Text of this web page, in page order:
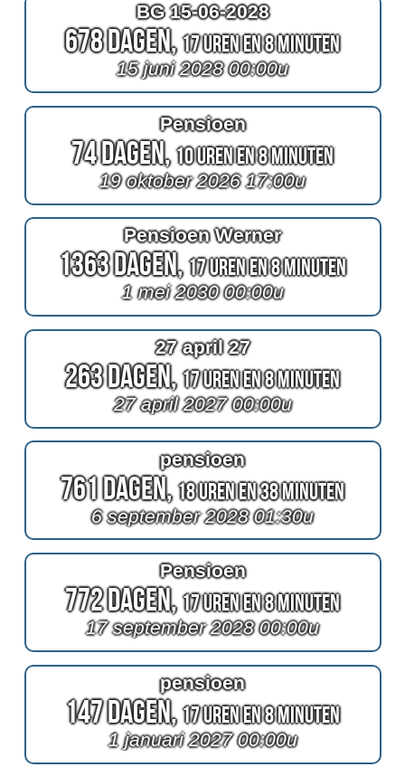
BG 15-06-2028
678 Dagen,17 Uren en 8 Minuten
15 juni 2028 00:00u
Pensioen
74 Dagen,10 Uren en 8 Minuten
19 oktober 2026 17:00u
Pensioen Werner
1363 Dagen,17 Uren en 8 Minuten
1 mei 2030 00:00u
27 april 27
263 Dagen,17 Uren en 8 Minuten
27 april 2027 00:00u
pensioen
761 Dagen,18 Uren en 38 Minuten
6 september 2028 01:30u
Pensioen
772 Dagen,17 Uren en 8 Minuten
17 september 2028 00:00u
pensioen
147 Dagen,17 Uren en 8 Minuten
1 januari 2027 00:00u